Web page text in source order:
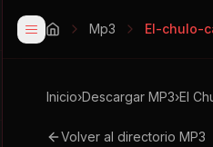
Mp3 El-chulo-
Inicio›Descargar MP3›El
Volver al directorio MP3